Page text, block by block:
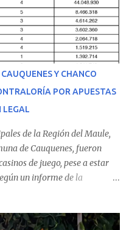
la ambulancia partió hacia
medio del traslado, el
agravó y pese a los esfuerzos
falleciendo, sin alcanzar a
de destino. Apenas se
sus padres —residentes en
con la esperanza de una
Y CHANCO
POR APUESTAS
LEGAL
de la Región del Maule,
de Cauquenes, fueron
de juego, pese a estar
un informe de la
administran o